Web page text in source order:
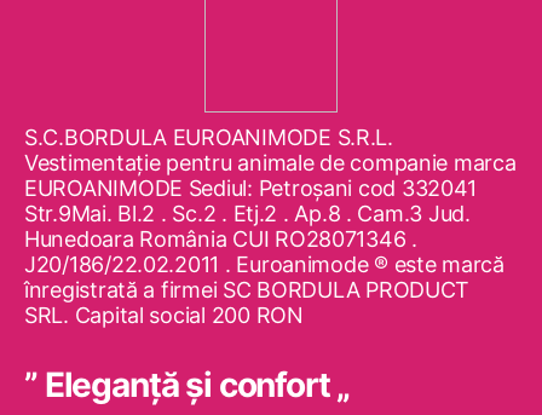
S.C.BORDULA EUROANIMODE S.R.L.
Vestimentaţie pentru animale de companie marca
EUROANIMODE Sediul: Petroşani cod 332041
Str.9Mai. Bl.2 . Sc.2 . Etj.2 . Ap.8 . Cam.3 Jud.
Hunedoara România CUI RO28071346 .
J20/186/22.02.2011 . Euroanimode ® este marcă
înregistrată a firmei SC BORDULA PRODUCT
SRL. Capital social 200 RON
” Eleganţă şi confort „